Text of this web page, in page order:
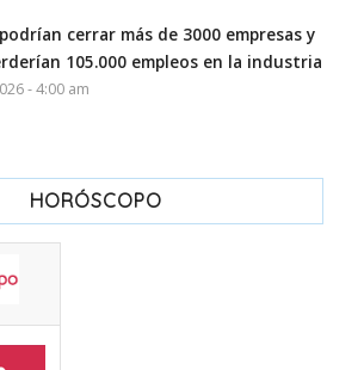
cerrar más de 3000 empresas y
105.000 empleos en la industria
- 4:00 am
HORÓSCOPO